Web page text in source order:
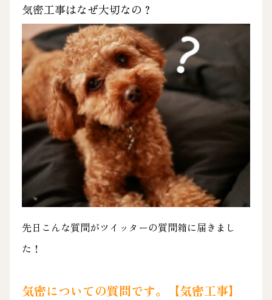
気密工事はなぜ大切なの？
先日こんな質問がツイッターの質問箱に届きまし
た！
気密についての質問です。【気密工事】